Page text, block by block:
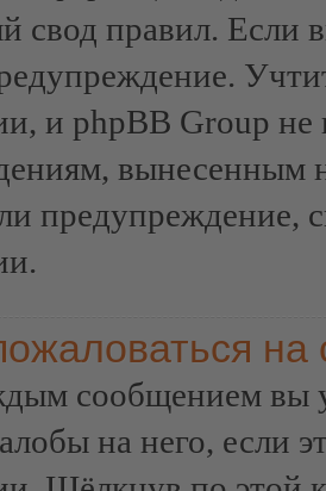
свод правил.
и phpBB Group не
вынесенным
предупреждение,
сообщением вы
на него, если